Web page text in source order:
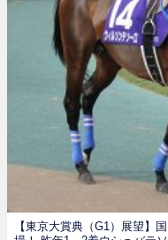
【東京大賞典（G1）展望】